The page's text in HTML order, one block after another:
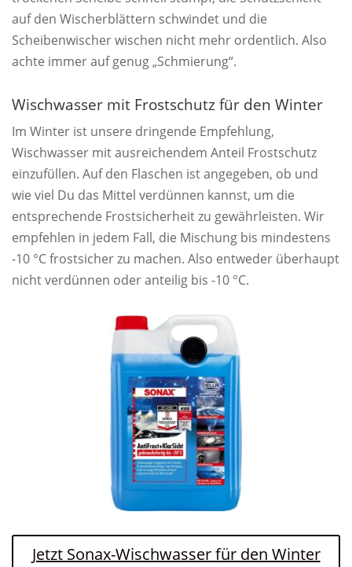
auf den Wischerblättern schwindet und die
Scheibenwischer wischen nicht mehr ordentlich. Also
achte immer auf genug „Schmierung“.
Wischwasser mit Frostschutz für den Winter
Im Winter ist unsere dringende Empfehlung,
Wischwasser mit ausreichendem Anteil Frostschutz
einzufüllen. Auf den Flaschen ist angegeben, ob und
wie viel Du das Mittel verdünnen kannst, um die
entsprechende Frostsicherheit zu gewährleisten. Wir
empfehlen in jedem Fall, die Mischung bis mindestens
-10 °C frostsicher zu machen. Also entweder überhaupt
nicht verdünnen oder anteilig bis -10 °C.
Jetzt Sonax-Wischwasser für den Winter